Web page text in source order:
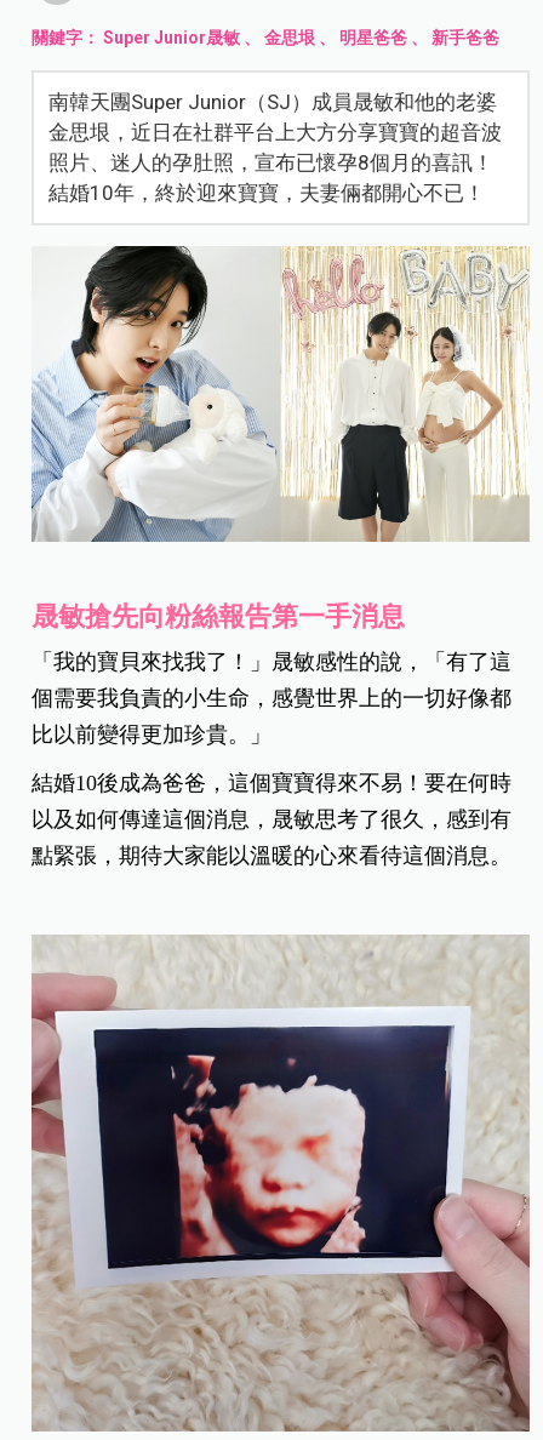
關鍵字：Super Junior晟敏 、金思垠 、 明星爸爸 、 新手爸爸
南韓天團Super Junior（SJ）成員晟敏和他的老婆
金思垠，近日在社群平台上大方分享寶寶的超音波
照片、迷人的孕肚照，宣布已懷孕8個月的喜訊！
結婚10年，終於迎來寶寶，夫妻倆都開心不已！
晟敏搶先向粉絲報告第一手消息
「我的寶貝來找我了！」晟敏感性的說，「有了這
個需要我負責的小生命，感覺世界上的一切好像都
比以前變得更加珍貴。」
結婚10後成為爸爸，這個寶寶得來不易！要在何時
以及如何傳達這個消息，晟敏思考了很久，感到有
點緊張，期待大家能以溫暖的心來看待這個消息。